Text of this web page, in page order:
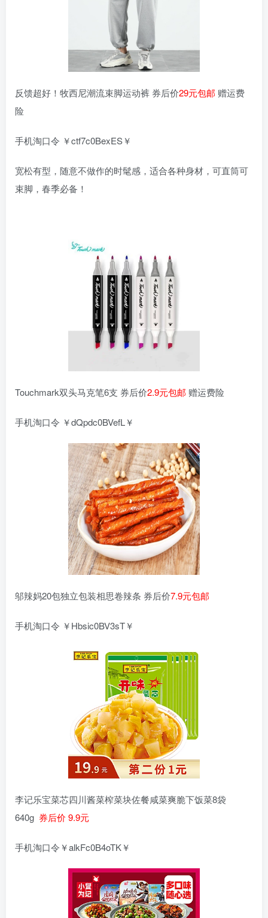
反馈超好！牧西尼潮流束脚运动裤 券后价29元包邮 赠运费
险
手机淘口令 ￥ctf7c0BexES￥
宽松有型，随意不做作的时髦感，适合各种身材，可直筒可
束脚，春季必备！
Touchmark双头马克笔6支 券后价2.9元包邮 赠运费险
手机淘口令 ￥dQpdc0BVefL￥
邬辣妈20包独立包装相思卷辣条 券后价7.9元包邮
手机淘口令 ￥Hbsic0BV3sT￥
李记乐宝菜芯四川酱菜榨菜块佐餐咸菜爽脆下饭菜8袋
640g 券后价 9.9元
手机淘口令￥alkFc0B4oTK￥